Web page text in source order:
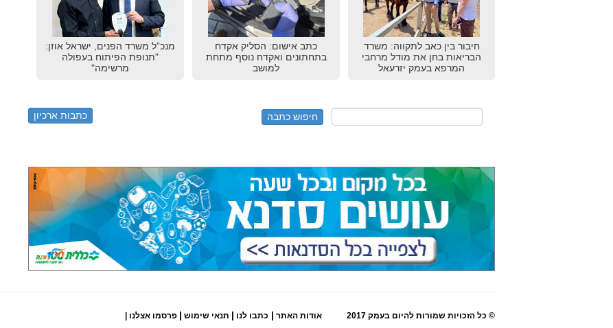
חיבור בין כאב לתקווה: משרד
הבריאות בחן את מודל מרחבי
המרפא בעמק יזרעאל
כתב אישום: הסליק אקדח
בתחתונים ואקדח נוסף מתחת
למושב
מנכ”ל משרד הפנים, ישראל אוזן:
"תנופת הפיתוח בעפולה
מרשימה"
כתבות ארכיון
© כל הזכויות שמורות להיום בעמק 2017 אודות האתר | כתבו לנו | תנאי שימוש | פרסמו אצלנו